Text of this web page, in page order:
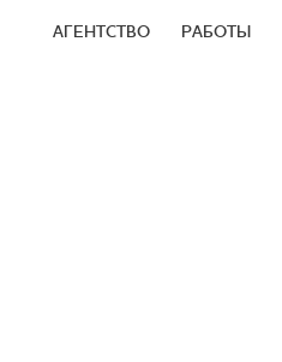
АГЕНТСТВО РАБОТЫ